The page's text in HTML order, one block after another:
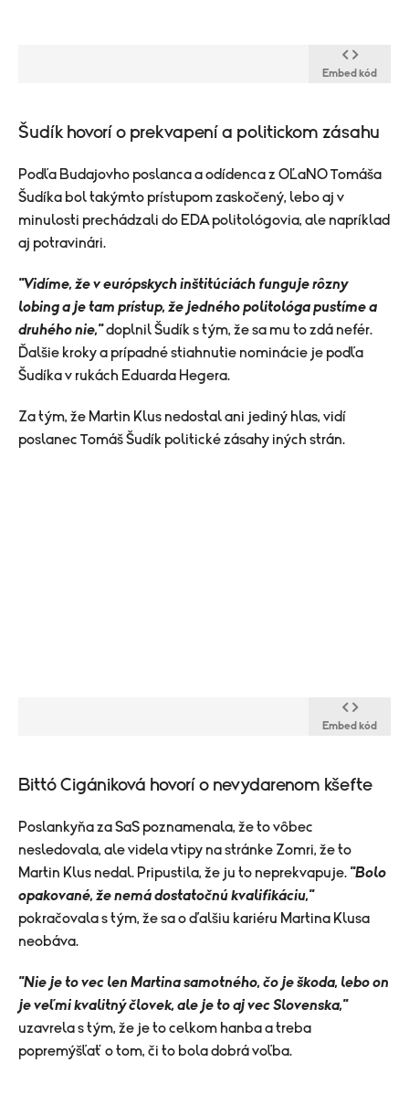
Embed kód
​Šudík hovorí o prekvapení a politickom zásahu
Podľa Budajovho poslanca a odídenca z OĽaNO Tomáša
Šudíka bol takýmto prístupom zaskočený, lebo aj v
minulosti prechádzali do EDA politológovia, ale napríklad
aj potravinári.
"Vidíme, že v európskych inštitúciách funguje rôzny
lobing a je tam prístup, že jedného politológa pustíme a
druhého nie,"doplnil Šudík s tým, že sa mu to zdá nefér.
Ďalšie kroky a prípadné stiahnutie nominácie je podľa
Šudíka v rukách Eduarda Hegera.
Za tým, že Martin Klus nedostal ani jediný hlas, vidí
poslanec Tomáš Šudík politické zásahy iných strán.
Embed kód
​Bittó Cigániková hovorí o nevydarenom kšefte
Poslankyňa za SaS poznamenala, že to vôbec
nesledovala, ale videla vtipy na stránke Zomri, že to
Martin Klus nedal. Pripustila, že ju to neprekvapuje. "Bolo
opakované, že nemá dostatočnú kvalifikáciu,"
pokračovala s tým, že sa o ďalšiu kariéru Martina Klusa
neobáva.
"Nie je to vec len Martina samotného, čo je škoda, lebo on
je veľmi kvalitný človek, ale je to aj vec Slovenska,"
uzavrela s tým, že je to celkom hanba a treba
popremýšľať o tom, či to bola dobrá voľba.